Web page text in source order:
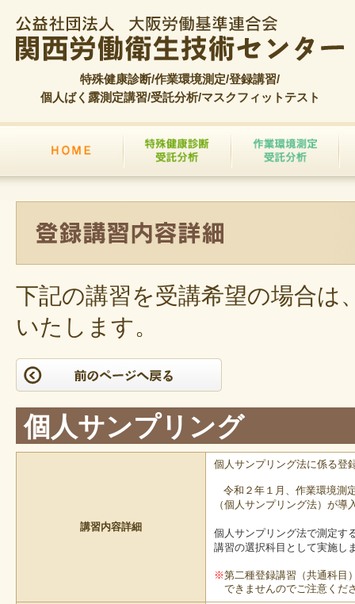
特殊健康診断/作業環境測定/登録講習/
個人ばく露測定講習/受託分析/マスクフィットテスト
下記の講習を受講希望の場合は
いたします。
個人サンプリング
講習内容詳細
個人サンプリング法に係る
令和２年１月、作業環境測
（個人サンプリング法）が
個人サンプリング法で測定す
講習の選択科目として実施し
※第二種登録講習（共通科目
できませんのでご注意くだ